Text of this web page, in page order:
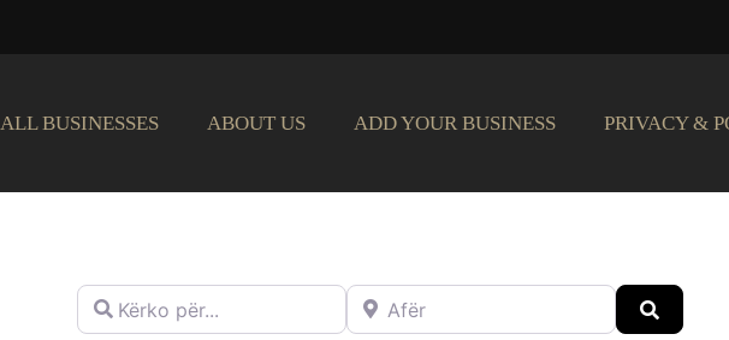
ALL BUSINESSES ABOUT US ADD YOUR BUSINESS PRIVACY &
Kërko për... Afër